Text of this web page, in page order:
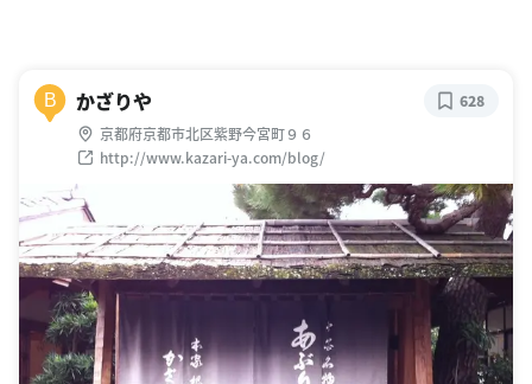
B かざりや
京都府京都市北区紫野今宮町９６
http://www.kazari-ya.com/blog/
628